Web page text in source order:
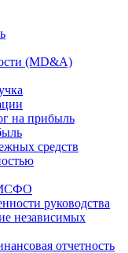
(MD&A)
на прибыль
средств
МСФО
руководства
независимых
отчетность